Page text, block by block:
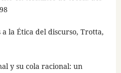
a la Ética del discurso, Trotta,
y su cola racional: un